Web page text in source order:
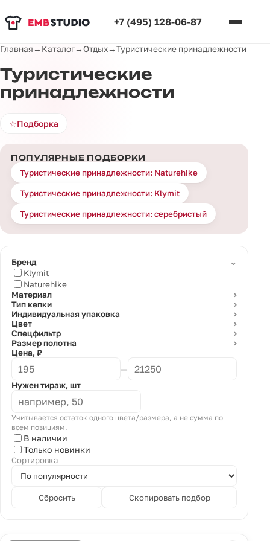
+7 (495) 128-06-87
Главная→ Каталог→Отдых→Туристические принадлежности
Туристические
принадлежности
☆Подборка
ПОПУЛЯРНЫЕ ПОДБОРКИ
Туристические принадлежности: Naturehike
Туристические принадлежности: Klymit
Туристические принадлежности: серебристый
Бренд
⌄
Klymit
Naturehike
Материал
⌄
Тип кепки ⌄
Индивидуальная упаковка ⌄
Цвет ⌄
Спецфильтр ⌄
Размер полотна ⌄
Цена, ₽
—
Нужен тираж, шт
Учитывается остаток одного цвета/размера, а не сумма по
всем позициям.
В наличии
Только новинки
Сортировка
Сбросить Скопировать подбор